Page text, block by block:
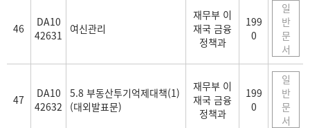
46
DA10
42631
여신관리
재무부 이
재국 금융
정책과
199
0
일
반
문
서
47
DA10
42632
5.8 부동산투기억제대책(1)
(대외발표문)
재무부 이
재국 금융
정책과
199
0
일
반
문
서